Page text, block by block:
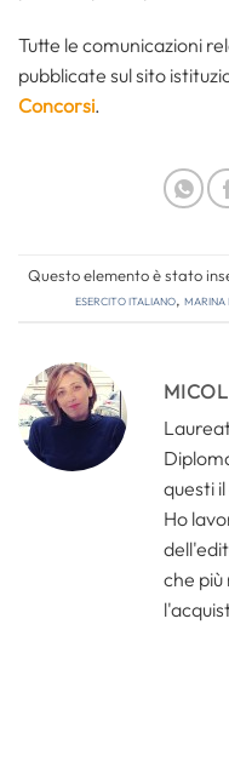
Tutte le comunicazioni
pubblicate sul sito
Concorsi.
Questo elemento è stato
Esercito Italiano,
questi
Ho
che